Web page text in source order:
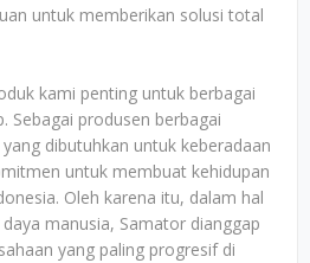
untuk memberikan solusi total
kami penting untuk berbagai
Sebagai produsen berbagai
dibutuhkan untuk keberadaan
untuk membuat kehidupan
Oleh karena itu, dalam hal
manusia, Samator dianggap
yang paling progresif di